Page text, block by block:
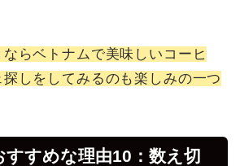
らベトナムで美味しいコーヒ
しをしてみるのも楽しみの一つ
すめな理由10：数え切